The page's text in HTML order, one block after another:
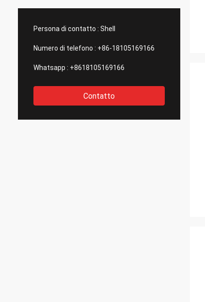
Persona di contatto : Shell
Numero di telefono : +86-18105169166
Whatsapp : +8618105169166
Contatto